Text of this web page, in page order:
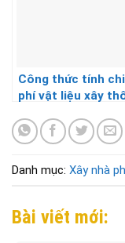
Công thức tính chi
phí vật liệu xây
sàn
Danh mục: Xây nhà
Bài viết mới: